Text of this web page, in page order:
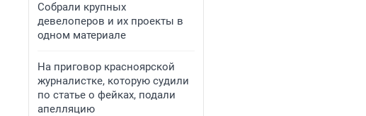
Собрали крупных
девелоперов и их проекты в
одном материале
На приговор красноярской
журналистке, которую судили
по статье о фейках, подали
апелляцию